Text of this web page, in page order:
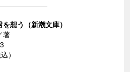
想う（新潮文庫）
著
）